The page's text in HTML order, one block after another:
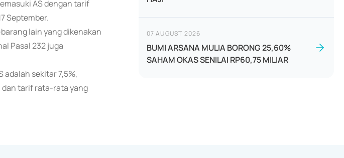
AS dengan tarif
September.
lain yang dikenakan
Pasal 232 juga
sekitar 7,5%,
dan tarif rata-rata yang
07 AUGUST 2026
BUMI ARSANA MULIA BORONG 25,60%
SAHAM OKAS SENILAI RP60,75 MILIAR